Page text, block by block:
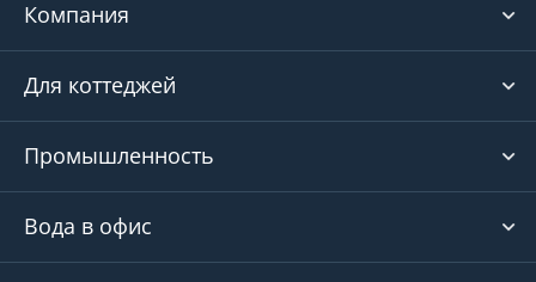
Компания
Для коттеджей
Промышленность
Вода в офис